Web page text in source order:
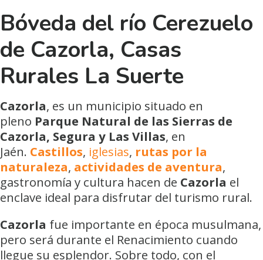
Bóveda del río Cerezuelo
de Cazorla, Casas
Rurales La Suerte
Cazorla, es un municipio situado en
pleno Parque Natural de las Sierras de
Cazorla, Segura y Las Villas, en
Jaén. Castillos, iglesias, rutas por la
naturaleza, actividades de aventura,
gastronomía y cultura hacen de Cazorla el
enclave ideal para disfrutar del turismo rural.
Cazorla fue importante en época musulmana,
pero será durante el Renacimiento cuando
llegue su esplendor. Sobre todo, con el